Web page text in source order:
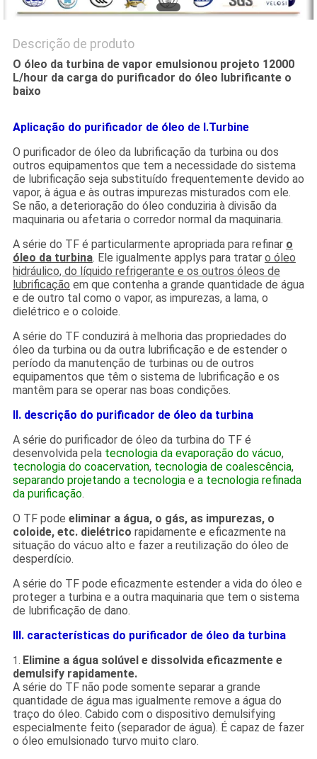
Descrição de produto
O óleo da turbina de vapor emulsionou projeto 12000
L/hour da carga do purificador do óleo lubrificante o
baixo
Aplicação do purificador de óleo de I.Turbine
O purificador de óleo da lubrificação da turbina ou dos
outros equipamentos que tem a necessidade do sistema
de lubrificação seja substituído frequentemente devido ao
vapor, à água e às outras impurezas misturados com ele.
Se não, a deterioração do óleo conduziria à divisão da
maquinaria ou afetaria o corredor normal da maquinaria.
A série do TF é particularmente apropriada para refinar o
óleo da turbina. Ele igualmente applys para tratar o óleo
hidráulico, do líquido refrigerante e os outros óleos de
lubrificação em que contenha a grande quantidade de água
e de outro tal como o vapor, as impurezas, a lama, o
dielétrico e o coloide.
A série do TF conduzirá à melhoria das propriedades do
óleo da turbina ou da outra lubrificação e de estender o
período da manutenção de turbinas ou de outros
equipamentos que têm o sistema de lubrificação e os
mantêm para se operar nas boas condições.
II. descrição do purificador de óleo da turbina
A série do purificador de óleo da turbina do TF é
desenvolvida pela tecnologia da evaporação do vácuo,
tecnologia do coacervation, tecnologia de coalescência,
separando projetando a tecnologiae a tecnologia refinada
da purificação.
O TF pode eliminar a água, o gás, as impurezas, o
coloide, etc. dielétrico rapidamente e eficazmente na
situação do vácuo alto e fazer a reutilização do óleo de
desperdício.
A série do TF pode eficazmente estender a vida do óleo e
proteger a turbina e a outra maquinaria que tem o sistema
de lubrificação de dano.
III. características do purificador de óleo da turbina
1. Elimine a água solúvel e dissolvida eficazmente e
demulsify rapidamente.
A série do TF não pode somente separar a grande
quantidade de água mas igualmente remove a água do
traço do óleo. Cabido com o dispositivo demulsifying
especialmente feito (separador de água). É capaz de fazer
o óleo emulsionado turvo muito claro.